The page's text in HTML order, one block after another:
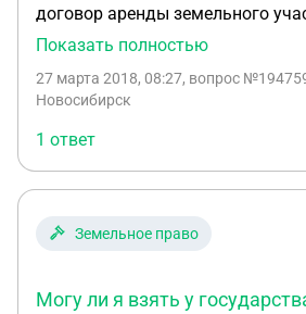
договор аренды земельного
использованием для
ведения огородничества. Категория земель:
для ИЖС. Имею ли я преимущественное право
как арендатор данного
покупки? Каким путем пойти чтобы получить
участок в собственность?
Показать полностью
27 марта 2018, 08:27, вопрос
Новосибирск
1 ответ
Земельное право
Могу ли я взять у